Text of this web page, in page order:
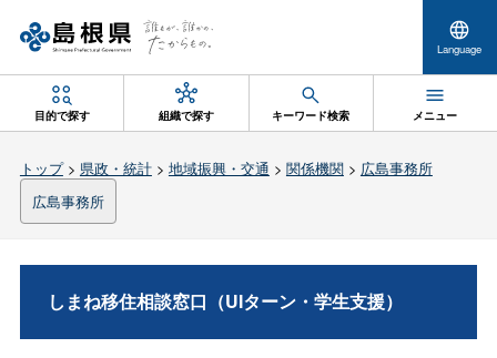
Language
目的で探す 組織で探す キーワード検索 メニュー
トップ> 県政・統計> 地域振興・交通 > 関係機関> 広島事務所
広島事務所
しまね移住相談窓口（UIターン・学生支援）